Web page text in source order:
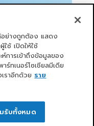
จกรรม PRIMO CLUB
Solution Company
อย่างถูกต้อง แสดง
ช้ เปิดให้ใช้
ห์การเข้าถึงข้อมูลของ
ร์ทเนอร์โซเชียลมีเดีย
ราอีกด้วย ราย
รับทั้งหมด
ติดต่อเรา